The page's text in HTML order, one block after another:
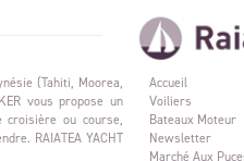
(Tahiti, Moorea,
vous propose un
croisière ou course,
RAIATEA YACHT
Accueil
Voiliers
Bateaux Moteur
Newsletter
Marché Aux